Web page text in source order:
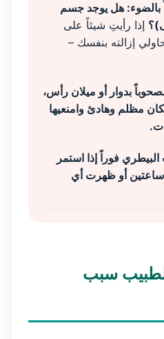
بالضوء: هل يوجد جسم
إذا رأيتِ شيئاً على
إزالته بنفسك –
بدوار أو ميلان رأس،
مظلم وهادئ وامنعيها
فوراً إذا استمر
ساعتين أو ظهرت أي
سبب